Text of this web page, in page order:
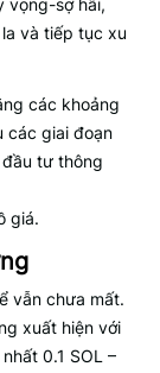
vọng-sợ hãi,
và tiếp tục xu
các khoảng
các giai đoạn
tư thông
giá.
vẫn chưa mất.
xuất hiện với
0.1 SOL –